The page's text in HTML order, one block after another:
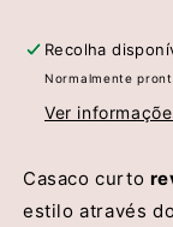
Baunilha
e
Mangas
–
Iceberg
Recolha
Normalmente
Ver
Casaco curto
estilo através